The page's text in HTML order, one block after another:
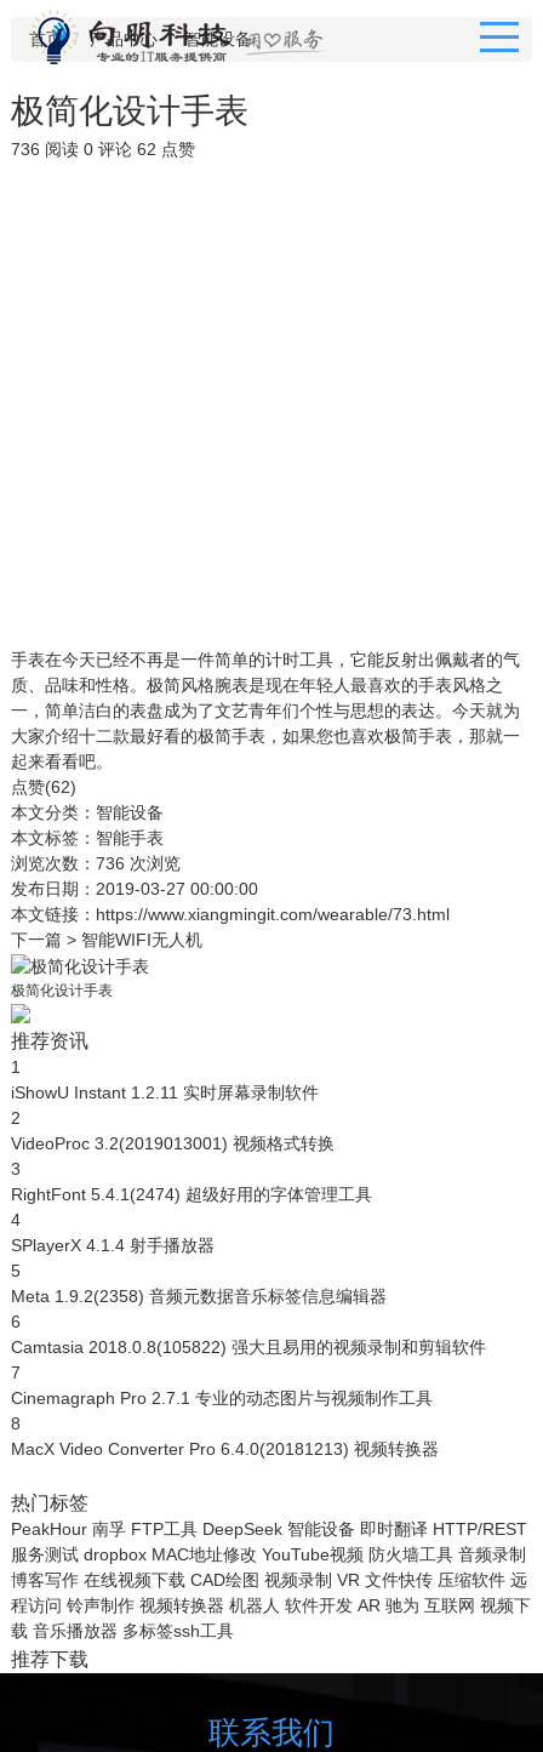
首页 产品中心 智能设备
极简化设计手表
736 阅读 0 评论 62 点赞
手表在今天已经不再是一件简单的计时工具，它能反射出佩戴者的气
质、品味和性格。极简风格腕表是现在年轻人最喜欢的手表风格之
一，简单洁白的表盘成为了文艺青年们个性与思想的表达。今天就为
大家介绍十二款最好看的极简手表，如果您也喜欢极简手表，那就一
起来看看吧。
点赞(62)
本文分类： 智能设备
本文标签： 智能手表
浏览次数： 736 次浏览
发布日期：2019-03-27 00:00:00
本文链接： https://www.xiangmingit.com/wearable/73.html
下一篇 > 智能WIFI无人机
极简化设计手表
推荐资讯
1
iShowU Instant 1.2.11 实时屏幕录制软件
2
VideoProc 3.2(2019013001) 视频格式转换
3
RightFont 5.4.1(2474) 超级好用的字体管理工具
4
SPlayerX 4.1.4 射手播放器
5
Meta 1.9.2(2358) 音频元数据音乐标签信息编辑器
6
Camtasia 2018.0.8(105822) 强大且易用的视频录制和剪辑软件
7
Cinemagraph Pro 2.7.1 专业的动态图片与视频制作工具
8
MacX Video Converter Pro 6.4.0(20181213) 视频转换器
热门标签
PeakHour 南孚 FTP工具 DeepSeek 智能设备 即时翻译 HTTP/REST
服务测试 dropbox MAC地址修改 YouTube视频 防火墙工具 音频录制
博客写作 在线视频下载 CAD绘图 视频录制 VR 文件快传 压缩软件 远
程访问 铃声制作 视频转换器 机器人 软件开发 AR 驰为 互联网 视频下
载 音乐播放器 多标签ssh工具
推荐下载
联系我们